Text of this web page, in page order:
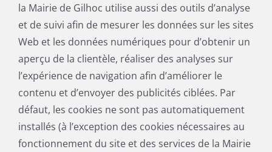
la Mairie de Gilhoc utilise aussi des outils d’analyse
et de suivi afin de mesurer les données sur les sites
Web et les données numériques pour d’obtenir un
aperçu de la clientèle, réaliser des analyses sur
l’expérience de navigation afin d’améliorer le
contenu et d’envoyer des publicités ciblées. Par
défaut, les cookies ne sont pas automatiquement
installés (à l’exception des cookies nécessaires au
fonctionnement du site et des services de la Mairie